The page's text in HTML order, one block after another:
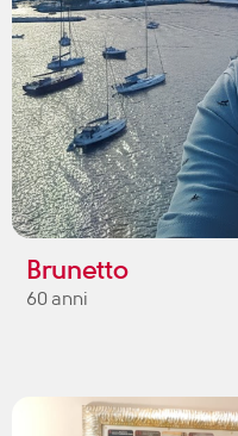
Brunetto
60 anni